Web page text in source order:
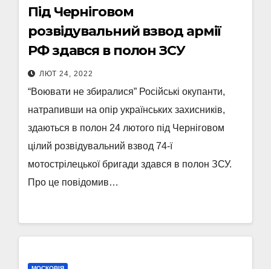
Під Черніговом
розвідувальний взвод армії
РФ здався в полон ЗСУ
ЛЮТ 24, 2022
“Воювати не збиралися” Російські окупанти,
натрапивши на опір українських захисників,
здаються в полон 24 лютого під Черніговом
цілий розвідувальний взвод 74-ї
мотострілецької бригади здався в полон ЗСУ.
Про це повідомив…